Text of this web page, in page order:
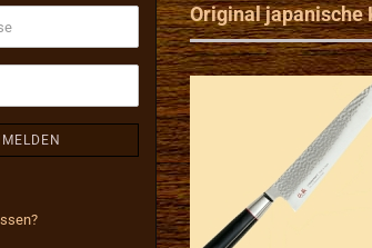
Original japanische